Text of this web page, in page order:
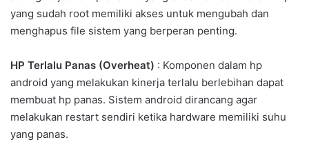
yang sudah root memiliki akses untuk mengubah dan
menghapus file sistem yang berperan penting.
HP Terlalu Panas (Overheat) : Komponen dalam hp
android yang melakukan kinerja terlalu berlebihan dapat
membuat hp panas. Sistem android dirancang agar
melakukan restart sendiri ketika hardware memiliki suhu
yang panas.